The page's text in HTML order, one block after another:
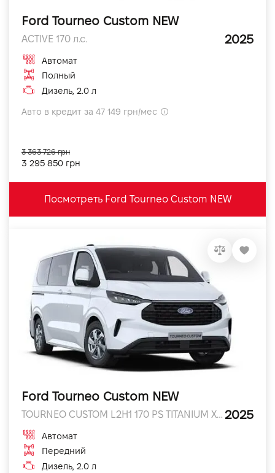
Ford Tourneo Custom NEW
ACTIVE 170 л.с. 2025
Автомат
Полный
Дизель, 2.0 л
Авто в кредит за 47 149 грн/мес
3 295 850 грн
3 363 726 грн
Посмотреть Ford Tourneo Custom NEW
Ford Tourneo Custom NEW
TOURNEO CUSTOM L2H1 170 PS TITANIUM X 170 л.с. 2025
Автомат
Передний
Дизель, 2.0 л